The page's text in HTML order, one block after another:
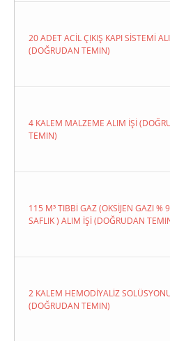
20 ADET ACİL ÇIKIŞ KAPI SİSTEMİ
(DOĞRUDAN TEMIN)
4 KALEM MALZEME ALIM İŞİ
TEMIN)
115 M³ TIBBİ GAZ (OKSİJEN GAZI %
SAFLIK ) ALIM İŞİ (DOĞRUDAN
2 KALEM HEMODİYALİZ
(DOĞRUDAN TEMIN)